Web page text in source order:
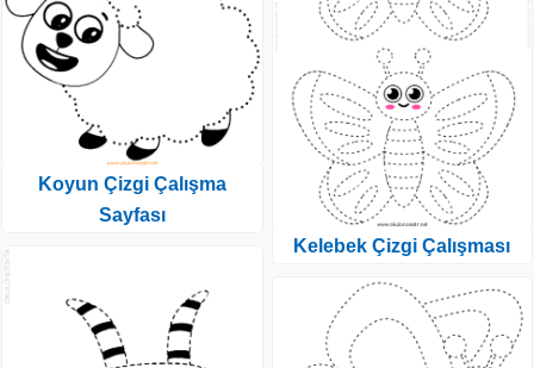
Koyun Çizgi Çalışma
Sayfası
Kelebek Çizgi Çalışması